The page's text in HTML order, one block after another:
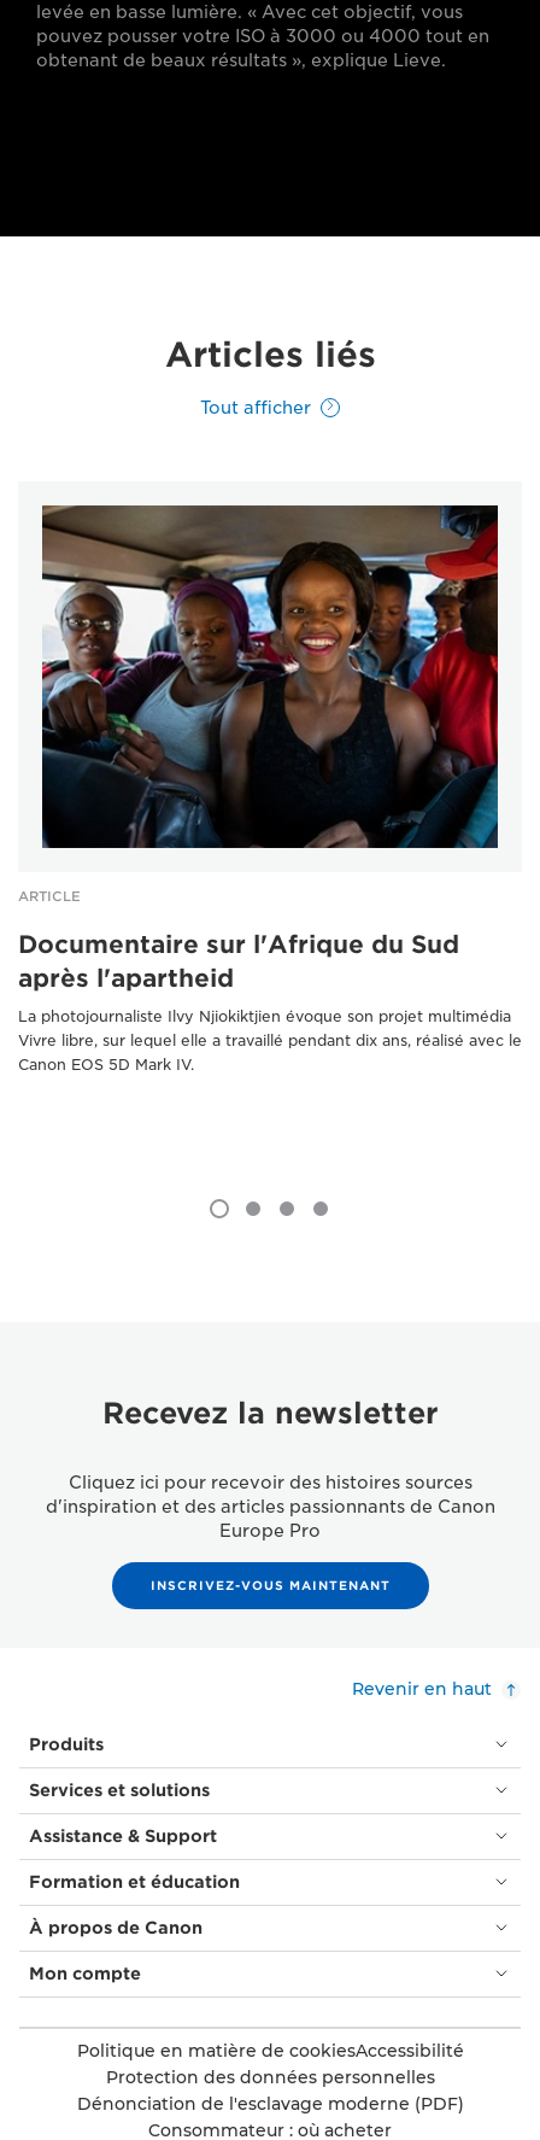
levée en basse lumière. « Avec cet objectif, vous
pouvez pousser votre ISO à 3000 ou 4000 tout en
obtenant de beaux résultats », explique Lieve.
Articles liés
Tout afficher
ARTICLE
Documentaire sur l'Afrique du Sud
après l'apartheid
La photojournaliste Ilvy Njiokiktjien évoque son projet multimédia
Vivre libre, sur lequel elle a travaillé pendant dix ans, réalisé avec le
Canon EOS 5D Mark IV.
Recevez la newsletter
Cliquez ici pour recevoir des histoires sources
d'inspiration et des articles passionnants de Canon
Europe Pro
INSCRIVEZ-VOUS MAINTENANT
Revenir en haut
Produits
Services et solutions
Assistance & Support
Formation et éducation
À propos de Canon
Mon compte
Politique en matière de cookiesAccessibilité
Protection des données personnelles
Dénonciation de l'esclavage moderne (PDF)
Consommateur : où acheter